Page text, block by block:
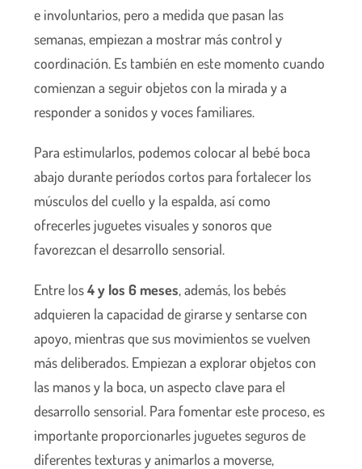
e involuntarios, pero a medida que pasan las
semanas, empiezan a mostrar más control y
coordinación. Es también en este momento cuando
comienzan a seguir objetos con la mirada y a
responder a sonidos y voces familiares.
Para estimularlos, podemos colocar al bebé boca
abajo durante períodos cortos para fortalecer los
músculos del cuello y la espalda, así como
ofrecerles juguetes visuales y sonoros que
favorezcan el desarrollo sensorial.
Entre los4 y los 6 meses, además, los bebés
adquieren la capacidad de girarse y sentarse con
apoyo, mientras que sus movimientos se vuelven
más deliberados. Empiezan a explorar objetos con
las manos y la boca, un aspecto clave para el
desarrollo sensorial. Para fomentar este proceso, es
importante proporcionarles juguetes seguros de
diferentes texturas y animarlos a moverse,